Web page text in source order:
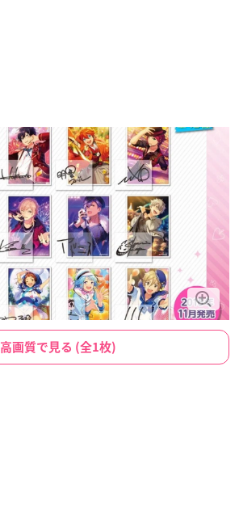
高画質で見る (全1枚)